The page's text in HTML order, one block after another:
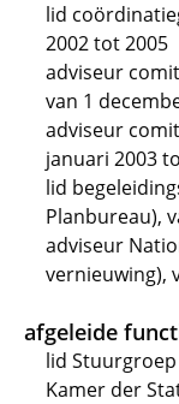
lid
2002 tot 2005
adviseur
van 1
adviseur
januari 2003
lid
Planbureau),
adviseur
vernieuwing),
afgeleide
lid
Kamer der